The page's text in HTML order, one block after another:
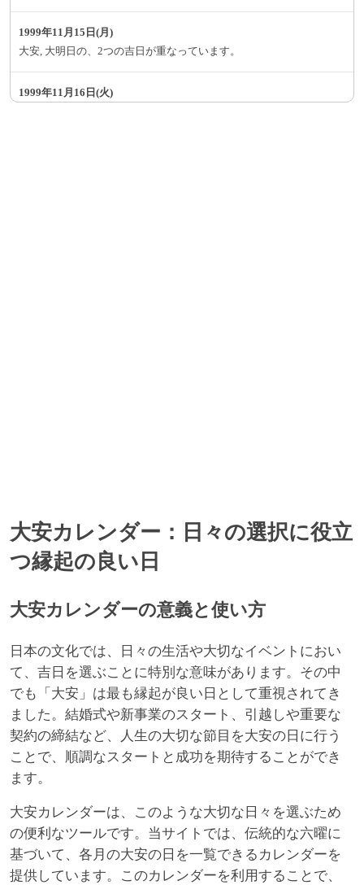
1999年11月15日(月)
大安, 大明日の、2つの吉日が重なっています。
1999年11月16日(火)
一粒万倍日, 神吉日, 母倉日の、3つの吉日が重なっています。
1999年11月30日(火)
大安カレンダー：日々の選択に役立
つ縁起の良い日
大安カレンダーの意義と使い方
日本の文化では、日々の生活や大切なイベントにおい
て、吉日を選ぶことに特別な意味があります。その中
でも「大安」は最も縁起が良い日として重視されてき
ました。結婚式や新事業のスタート、引越しや重要な
契約の締結など、人生の大切な節目を大安の日に行う
ことで、順調なスタートと成功を期待することができ
ます。
大安カレンダーは、このような大切な日々を選ぶため
の便利なツールです。当サイトでは、伝統的な六曜に
基づいて、各月の大安の日を一覧できるカレンダーを
提供しています。このカレンダーを利用することで、